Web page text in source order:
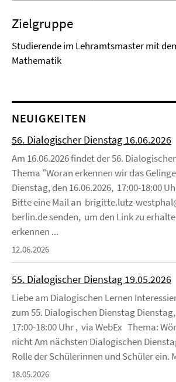
Zielgruppe
Studierende im Lehramtsmaster mit
Mathematik
NEUIGKEITEN
56. Dialogischer Dienstag 16.06.2026
Am 16.06.2026 findet der 56.
Thema "Woran erkennen wir das
Dienstag, den 16.06.2026, 17:00-18:00
Bitte eine Mail an brigitte.lutz-
berlin.de senden, um den Link zu
erkennen ...
12.06.2026
55. Dialogischer Dienstag 19.05.2026
Liebe am Dialogischen Lernen
zum 55. Dialogischen Dienstag
17:00-18:00 Uhr , via WebEx Thema:
nicht Am nächsten Dialogischen
Rolle der Schülerinnen und Schüler ein.
18.05.2026